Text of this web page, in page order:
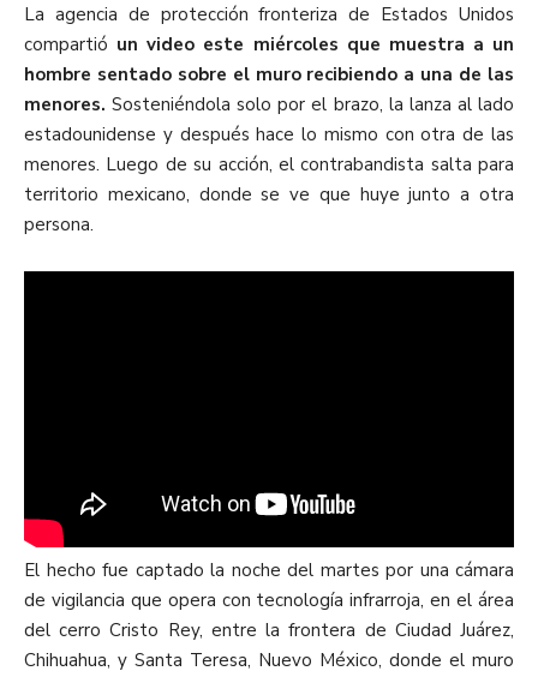
La agencia de protección fronteriza de Estados Unidos
compartió un video este miércoles que muestra a un
hombre sentado sobre el muro recibiendo a una de las
menores. Sosteniéndola solo por el brazo, la lanza al lado
estadounidense y después hace lo mismo con otra de las
menores. Luego de su acción, el contrabandista salta para
territorio mexicano, donde se ve que huye junto a otra
persona.
El hecho fue captado la noche del martes por una cámara
de vigilancia que opera con tecnología infrarroja, en el área
del cerro Cristo Rey, entre la frontera de Ciudad Juárez,
Chihuahua, y Santa Teresa, Nuevo México, donde el muro